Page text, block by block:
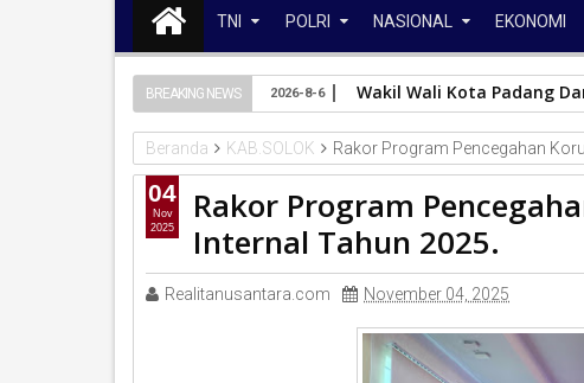
TNI POLRI NASIONAL EKONOMI
BREAKING NEWS Wakil Wali Kota Padang
2026-8-6
Beranda KAB.SOLOK Rakor Program Pencegahan
Rakor Program
Internal Tahun 2025.
Realitanusantara.com November 04, 2025
04
Nov
2025